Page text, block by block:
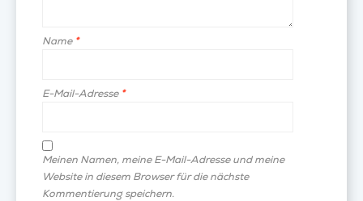
Name *
E-Mail-Adresse *
Meinen Namen, meine E-Mail-Adresse und meine
Website in diesem Browser für die nächste
Kommentierung speichern.